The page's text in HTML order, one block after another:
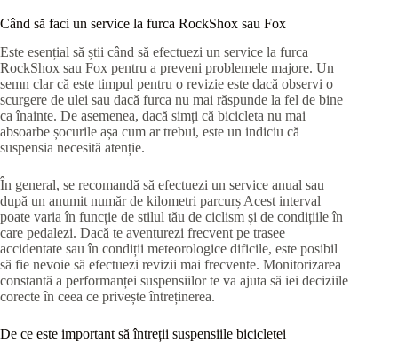
Când să faci un service la furca RockShox sau Fox
Este esențial să știi când să efectuezi un service la furca
RockShox sau Fox pentru a preveni problemele majore. Un
semn clar că este timpul pentru o revizie este dacă observi o
scurgere de ulei sau dacă furca nu mai răspunde la fel de bine
ca înainte. De asemenea, dacă simți că bicicleta nu mai
absoarbe șocurile așa cum ar trebui, este un indiciu că
suspensia necesită atenție.
În general, se recomandă să efectuezi un service anual sau
după un anumit număr de kilometri parcurș Acest interval
poate varia în funcție de stilul tău de ciclism și de condițiile în
care pedalezi. Dacă te aventurezi frecvent pe trasee
accidentate sau în condiții meteorologice dificile, este posibil
să fie nevoie să efectuezi revizii mai frecvente. Monitorizarea
constantă a performanței suspensiilor te va ajuta să iei deciziile
corecte în ceea ce privește întreținerea.
De ce este important să întreții suspensiile bicicletei